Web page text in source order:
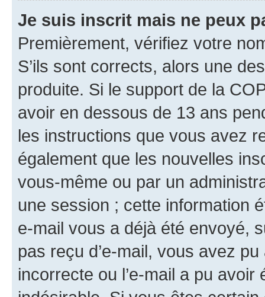
Je suis inscrit mais ne peux
Premièrement, vérifiez votre
S’ils sont corrects, alors une
produite. Si le support de la
avoir en dessous de 13 ans
les instructions que vous avez
également que les nouvelles
vous-même ou par un
une session ; cette information
e-mail vous a déjà été envoyé,
pas reçu d’e-mail, vous avez
incorrecte ou l’e-mail a pu